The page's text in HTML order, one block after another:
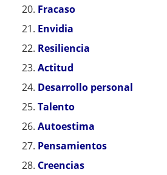
Fracaso
Envidia
Resiliencia
Actitud
Desarrollo personal
Talento
Autoestima
Pensamientos
Creencias